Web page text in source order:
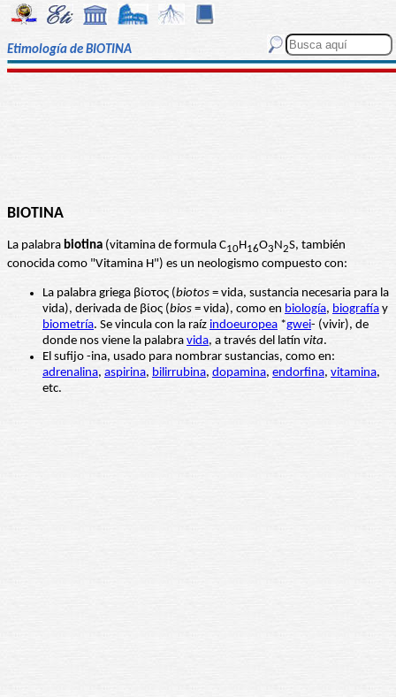
Etimología de BIOTINA
BIOTINA
La palabra biotina (vitamina de formula C10H16O3N2S, también
conocida como "Vitamina H") es un neologismo compuesto con:
La palabra griega βίοτος (biotos = vida, sustancia necesaria para la
vida), derivada de βίος (bios = vida), como en biología, biografía y
biometría. Se vincula con la raíz indoeuropea *gwei- (vivir), de
donde nos viene la palabra vida, a través del latín vita.
El sufijo -ina, usado para nombrar sustancias, como en:
adrenalina, aspirina, bilirrubina, dopamina, endorfina, vitamina,
etc.